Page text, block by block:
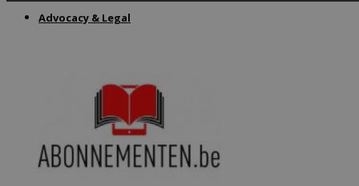
Advocacy & Legal
FR